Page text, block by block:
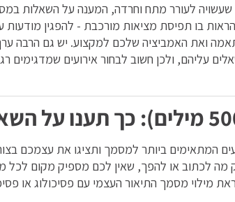
לעורר מתח וחרדה, המענה על השאלות
בו תפיסת מציאות מורכבת - להפגין
ואת האמביציה שלכם למקצוע. יש גם הרבה
עליהם, ולכן חשוב לבחור אירועים שמדגימים
המתאימים ביותר למסמך ותציגו את עצמכם
לכתוב או להפך, שאין לכם מספיק מקום לכל
מילוי מסמך התיאור העצמי עם פסיכולוג או